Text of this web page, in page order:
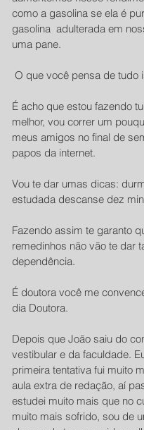
como a gasolina se ela é
gasolina  adulterada em
uma pane.
O que você pensa de tudo
É acho que estou fazendo
melhor, vou correr um
meus amigos no final de
papos da internet.
Vou te dar umas dicas:
estudada descanse dez
Fazendo assim te garanto
remedinhos não vão te dar
dependência.
É doutora você me
dia Doutora.
Depois que João saiu do
vestibular e da faculdade.
primeira tentativa fui muito
aula extra de redação, aí
estudei muito mais que no
muito mais sofrido, sou de